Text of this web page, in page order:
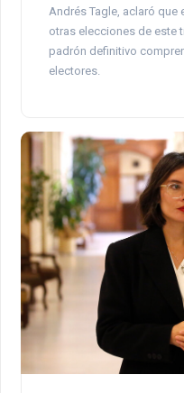
Andrés Tagle, aclaró que
otras elecciones de este
padrón definitivo
electores.